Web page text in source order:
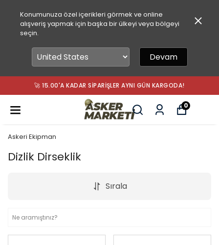
Konumunuza özel içerikleri görmek ve online
alışveriş yapmak için başka bir ülkeyi veya bölgeyi
seçin.
Devam
🚀 15.00'A KADAR SIPARIŞLER AYNI GÜN KARGODA!
0
Askeri Ekipman
Dizlik Dirseklik
Sırala